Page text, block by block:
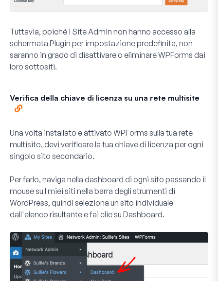
Tuttavia, poiché i Site Admin non hanno accesso alla
schermata Plugin per impostazione predefinita, non
saranno in grado di disattivare o eliminare WPForms dai
loro sottositi.
Verifica della chiave di licenza su una rete multisite
Una volta installato e attivato WPForms sulla tua rete
multisito, devi verificare la tua chiave di licenza per ogni
singolo sito secondario.
Per farlo, naviga nella dashboard di ogni sito passando il
mouse su I miei siti nella barra degli strumenti di
WordPress, quindi seleziona un sito individuale
dall'elenco risultante e fai clic su Dashboard.